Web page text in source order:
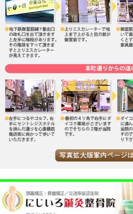
当院へのアクセス情報
駐車場
電話番号
06-6251-9123